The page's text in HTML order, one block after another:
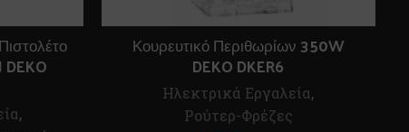
,
Κουρευτικό Περιθωρίων 350W
DEKO DKER6
Ηλεκτρικά Εργαλεία,
Ρούτερ-Φρέζες